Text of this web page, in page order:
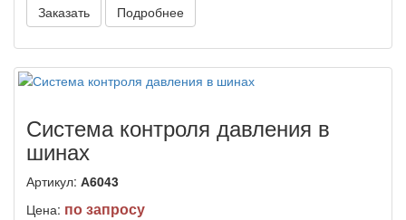
Заказать Подробнее
Система контроля давления в
шинах
Артикул: А6043
Цена: по запросу